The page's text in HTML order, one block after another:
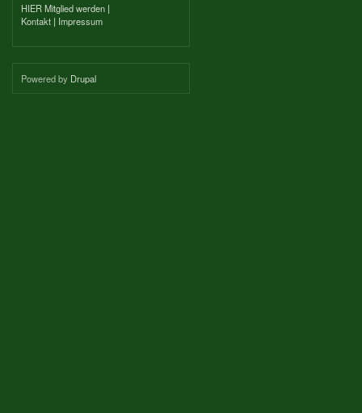
HIER Mitglied werden |
Kontakt | Impressum
Powered by Drupal